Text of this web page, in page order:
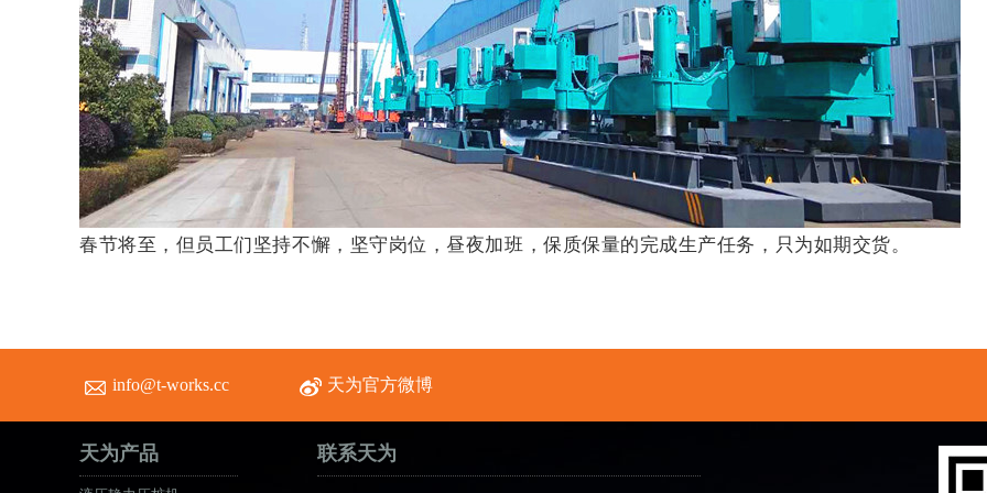
春节将至，但员工们坚持不懈，坚守岗位，昼夜加班，保质保量的完成生产任务，只为如期交货。
info@t-works.cc 天为官方微博
天为产品 联系天为